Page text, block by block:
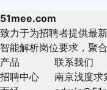
51mee.com
致力于为招聘者提供最
智能解析岗位要求，聚
产品
招聘中心
联系我们
南京浅度求